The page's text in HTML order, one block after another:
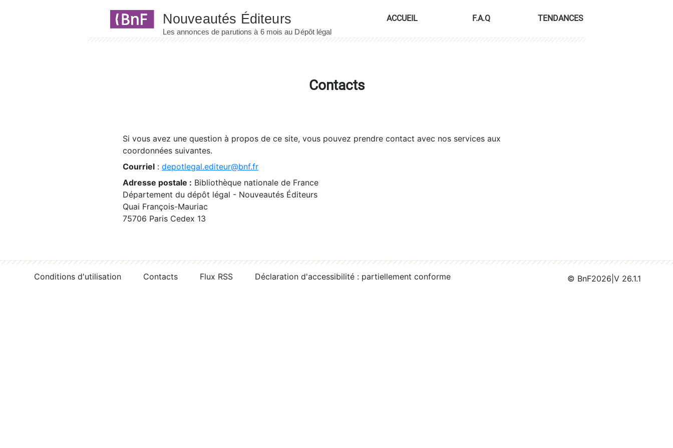
ACCUEIL F.A.Q TENDANCES
Contacts
Si vous avez une question à propos de ce site, vous pouvez prendre contact avec nos services aux
coordonnées suivantes.
Courriel : depotlegal.editeur@bnf.fr
Adresse postale : Bibliothèque nationale de France
Département du dépôt légal - Nouveautés Éditeurs
Quai François-Mauriac
75706 Paris Cedex 13
Conditions d'utilisation Contacts Flux RSS Déclaration d'accessibilité : partiellement conforme © BnF2026 V 26.1.1